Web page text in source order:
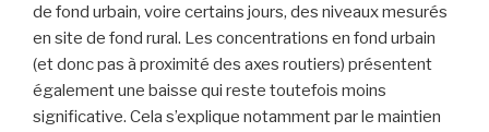
de fond urbain, voire certains jours, des niveaux mesurés
en site de fond rural. Les concentrations en fond urbain
(et donc pas à proximité des axes routiers) présentent
également une baisse qui reste toutefois moins
significative. Cela s’explique notamment par le maintien